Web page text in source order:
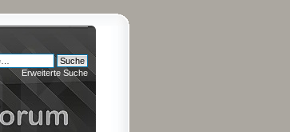
Erweiterte Suche